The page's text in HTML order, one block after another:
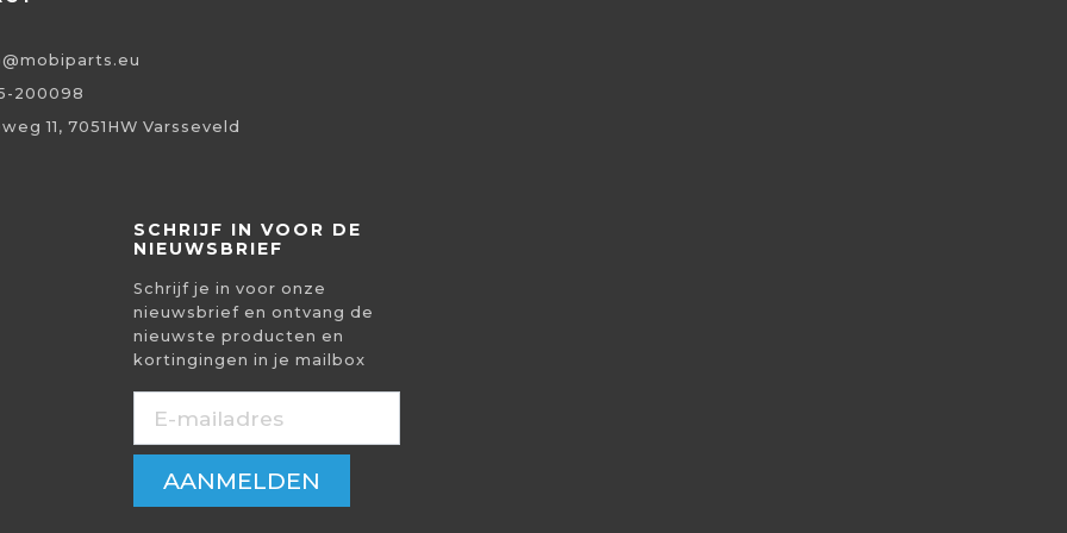
200098
11, 7051HW Varsseveld
SCHRIJF IN VOOR DE
NIEUWSBRIEF
Schrijf je in voor onze
nieuwsbrief en ontvang de
nieuwste producten en
kortingingen in je mailbox
AANMELDEN